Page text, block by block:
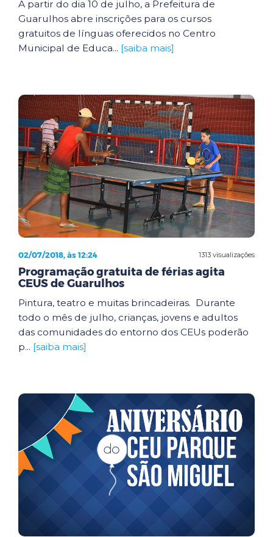
A partir do dia 10 de julho, a Prefeitura de
Guarulhos abre inscrições para os cursos
gratuitos de línguas oferecidos no Centro
Municipal de Educa... [saiba mais]
1313 visualizações
02/07/2018, às 12:24
Programação gratuita de férias agita
CEUS de Guarulhos
Pintura, teatro e muitas brincadeiras. Durante
todo o mês de julho, crianças, jovens e adultos
das comunidades do entorno dos CEUs poderão
p... [saiba mais]